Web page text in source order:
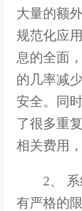
大量的额
规范化应
息的全面
的几率减
安全。同
了很多重
相关费用
2、 系
有严格的